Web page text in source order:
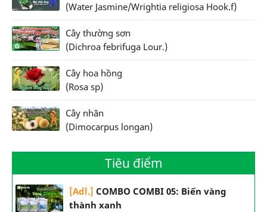
(Water Jasmine/Wrightia religiosa Hook.f)
Cây thường sơn
(Dichroa febrifuga Lour.)
Cây hoa hồng
(Rosa sp)
Cây nhãn
(Dimocarpus longan)
Tiêu điểm
[Adl.] COMBO COMBI 05: Biến vàng
thành xanh